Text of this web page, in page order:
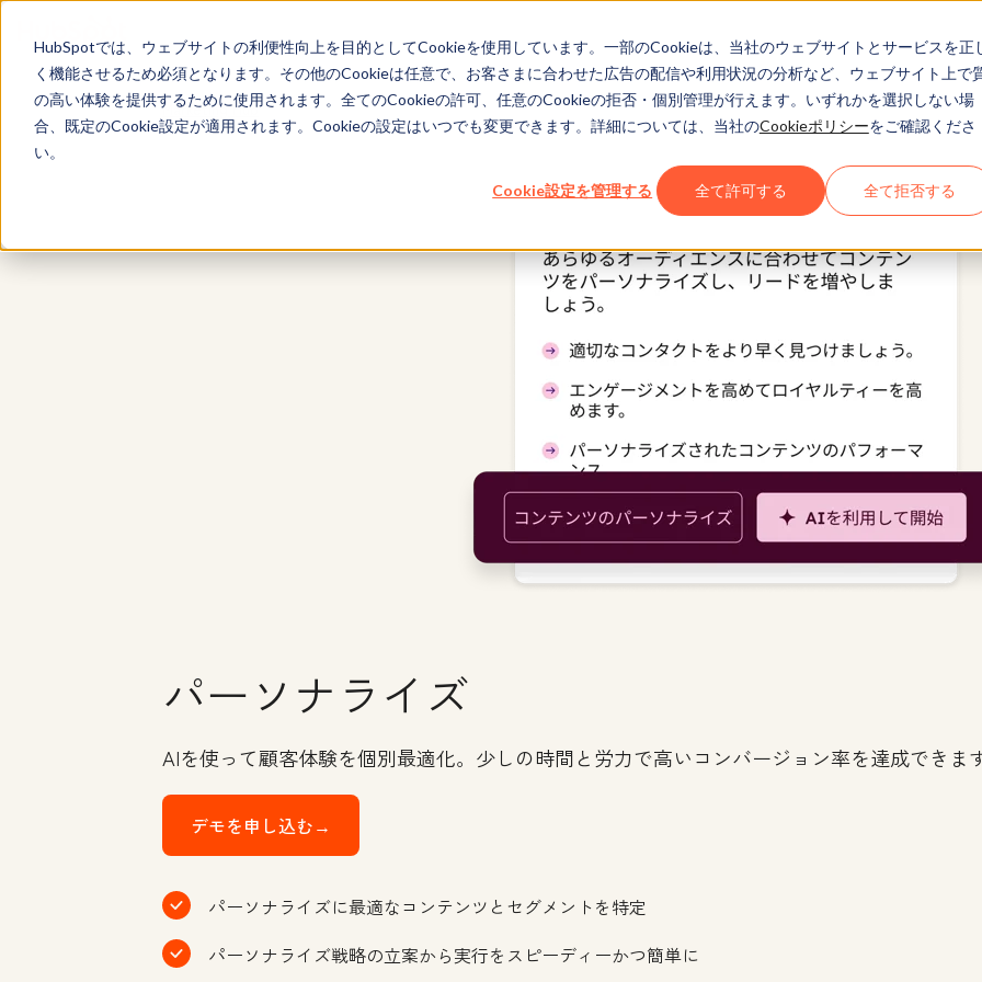
HubSpotでは、ウェブサイトの利便性向上を目的としてCookieを使用しています。一部のCookieは、当社のウェブサイトとサービスを正
く機能させるため必須となります。その他のCookieは任意で、お客さまに合わせた広告の配信や利用状況の分析など、ウェブサイト上で
の高い体験を提供するために使用されます。全てのCookieの許可、任意のCookieの拒否・個別管理が行えます。いずれかを選択しない場
合、既定のCookie設定が適用されます。Cookieの設定はいつでも変更できます。詳細については、当社のCookieポリシーをご確認くださ
い。
Cookie設定を管理する 全て許可する 全て拒否する
Marketing Hub
パーソナライズ
AIを使って顧客体験を個別最適化。少しの時間と労力で高いコンバージョン率を達成できま
デモを申し込む→
パーソナライズに最適なコンテンツとセグメントを特定
パーソナライズ戦略の立案から実行をスピーディーかつ簡単に